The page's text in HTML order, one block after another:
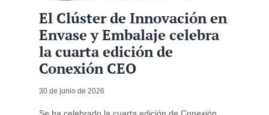
El Clúster de Innovación en
Envase y Embalaje celebra
la cuarta edición de
Conexión CEO
30 de junio de 2026